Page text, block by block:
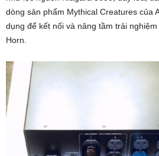
dòng sản phẩm Mythical Creatures của
dụng để kết nối và nâng tầm trải
Horn.